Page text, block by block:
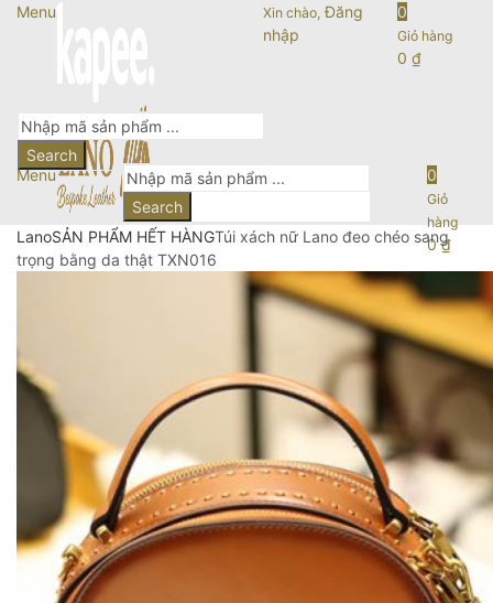
Menu Xin chào, Đăng
nhập
0
Giỏ hàng
0 ₫
Search
Menu
Search
0
Giỏ
hàng
0₫
LanoSẢN PHẨM HẾT HÀNGTúi xách nữ Lano đeo chéo sang
trọng bằng da thật TXN016